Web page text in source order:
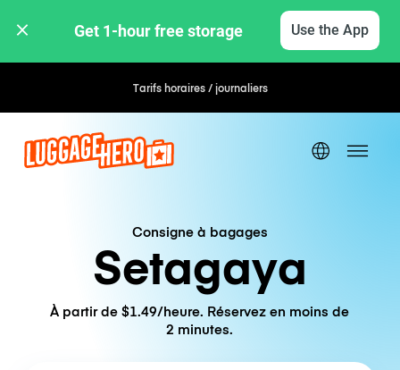
Get 1-hour free storage Use the App
Tarifs horaires / journaliers
Consigne à bagages
Setagaya
À partir de $1.49/heure. Réservez en moins de
2 minutes.